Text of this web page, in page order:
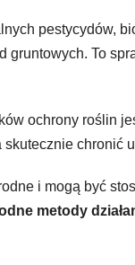
pestycydów,
gruntowych. To
ochrony roślin
chronić
i mogą być
metody